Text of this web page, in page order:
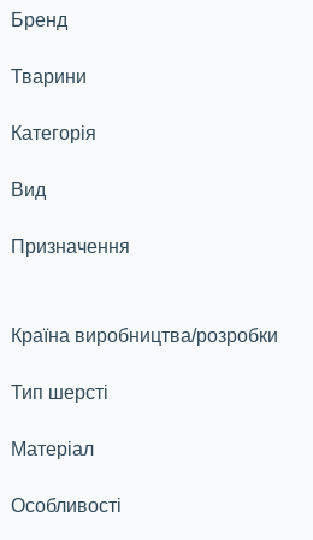
Бренд
Тварини
Категорія
Вид
Призначення
Країна виробництва/розробки
Тип шерсті
Матеріал
Особливості